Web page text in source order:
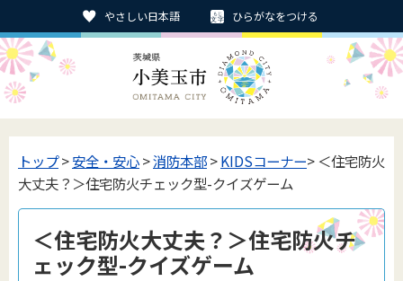
やさしい日本語 ひらがなをつける
トップ>安全・安心>消防本部>KIDSコーナー> ＜住宅防火
大丈夫？＞住宅防火チェック型-クイズゲーム
＜住宅防火大丈夫？＞住宅防火チ
ェック型-クイズゲーム